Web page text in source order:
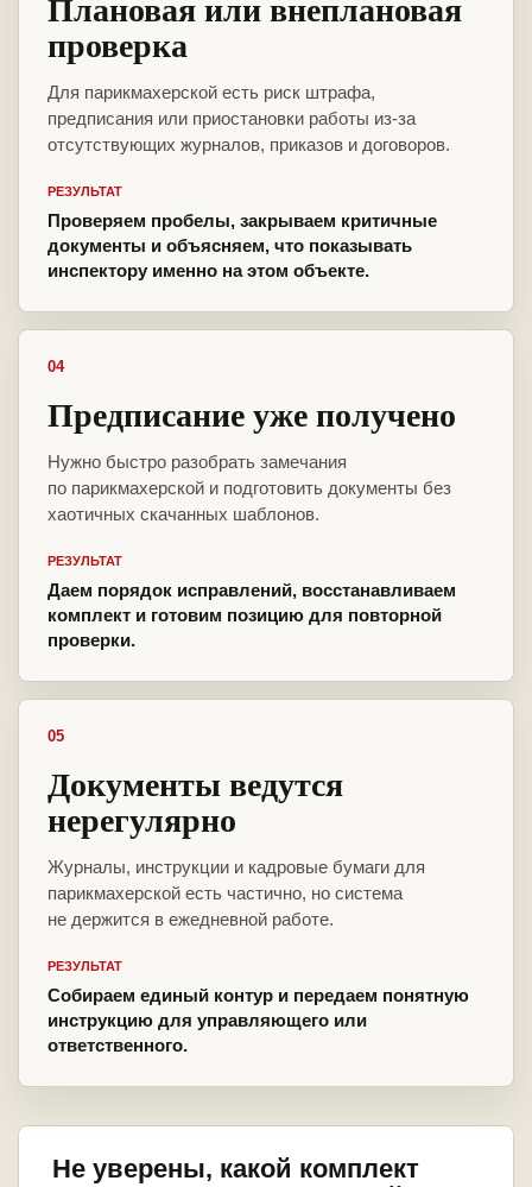
проверка
Для парикмахерской есть риск штрафа,
предписания или приостановки работы из-за
отсутствующих журналов, приказов и договоров.
РЕЗУЛЬТАТ
Проверяем пробелы, закрываем критичные
документы и объясняем, что показывать
инспектору именно на этом объекте.
04
Предписание уже получено
Нужно быстро разобрать замечания
по парикмахерской и подготовить документы без
хаотичных скачанных шаблонов.
РЕЗУЛЬТАТ
Даем порядок исправлений, восстанавливаем
комплект и готовим позицию для повторной
проверки.
05
Документы ведутся
нерегулярно
Журналы, инструкции и кадровые бумаги для
парикмахерской есть частично, но система
не держится в ежедневной работе.
РЕЗУЛЬТАТ
Собираем единый контур и передаем понятную
инструкцию для управляющего или
ответственного.
Не уверены, какой комплект